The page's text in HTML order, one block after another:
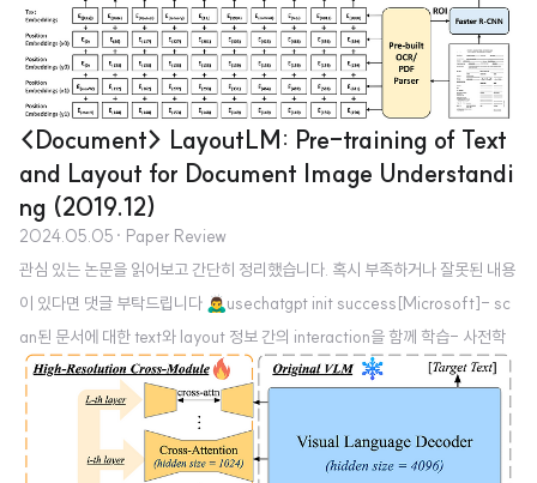
s://arxiv.org/abs/2103.00020Introduction논문이 제출되었던 2021
년 초라면 아직 챗지피티도 나오기 한참 전이니..당시의 CV..
<Document> LayoutLM: Pre-training of Text
and Layout for Document Image Understandi
ng (2019.12)
2024.05.05 · Paper Review
관심 있는 논문을 읽어보고 간단히 정리했습니다. 혹시 부족하거나 잘못된 내용
이 있다면 댓글 부탁드립니다 🙇‍♂️usechatgpt init success[Microsoft]- sc
an된 문서에 대한 text와 layout 정보 간의 interaction을 함께 학습- 사전학
습 단계에서 문서 단위로 학습 출처 : https://arxiv.org/abs/1912.133181. I
ntroductionBusiness document를 이해하고 그 정보를 활용하기 위한 연구
는 오래 전부터 이어져오고 있었습니다.기존에는 대부분의 문서 작업을 사람이
직접 하는 방식이었기 때문에, 이를 인공지능 모델을 이용하여 효율적으로 해결